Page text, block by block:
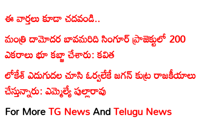
ఈ వార్తలు కూడా చదవండి..
మంత్రి దామోదర బావమరిది సింగూర్ ప్రాజెక్టులో 200
ఎకరాలు భూ కబ్జా చేశారు: కవిత
లోకేశ్ ఎదుగుదల చూసి ఓర్వలేకే జగన్ కుట్ర రాజకీయాలు
చేస్తున్నారు: ఎమ్మెల్యే పుల్లారావు
For MoreTG NewsAndTelugu News